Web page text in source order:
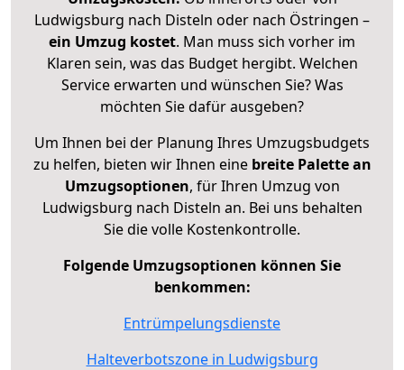
Ludwigsburg nach Disteln oder nach Östringen –
ein Umzug kostet. Man muss sich vorher im
Klaren sein, was das Budget hergibt. Welchen
Service erwarten und wünschen Sie? Was
möchten Sie dafür ausgeben?
Um Ihnen bei der Planung Ihres Umzugsbudgets
zu helfen, bieten wir Ihnen eine breite Palette an
Umzugsoptionen, für Ihren Umzug von
Ludwigsburg nach Disteln an. Bei uns behalten
Sie die volle Kostenkontrolle.
Folgende Umzugsoptionen können Sie
benkommen:
Entrümpelungsdienste
Halteverbotszone in Ludwigsburg